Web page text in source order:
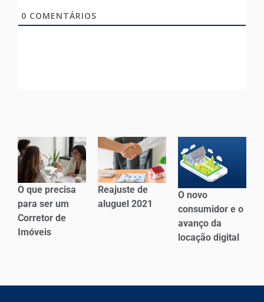
0 COMENTÁRIOS
O que precisa
para ser um
Corretor de
Imóveis
Reajuste de
aluguel 2021
O novo
consumidor e o
avanço da
locação digital